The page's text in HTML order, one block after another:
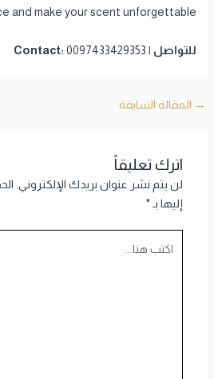
and make your scent unforgettable.
للتواصل | Contact: 0097433429353
→ المقالة السابقة
اترك تعليقاً
لن يتم نشر عنوان بريدك الإلكتروني.
إليها بـ*